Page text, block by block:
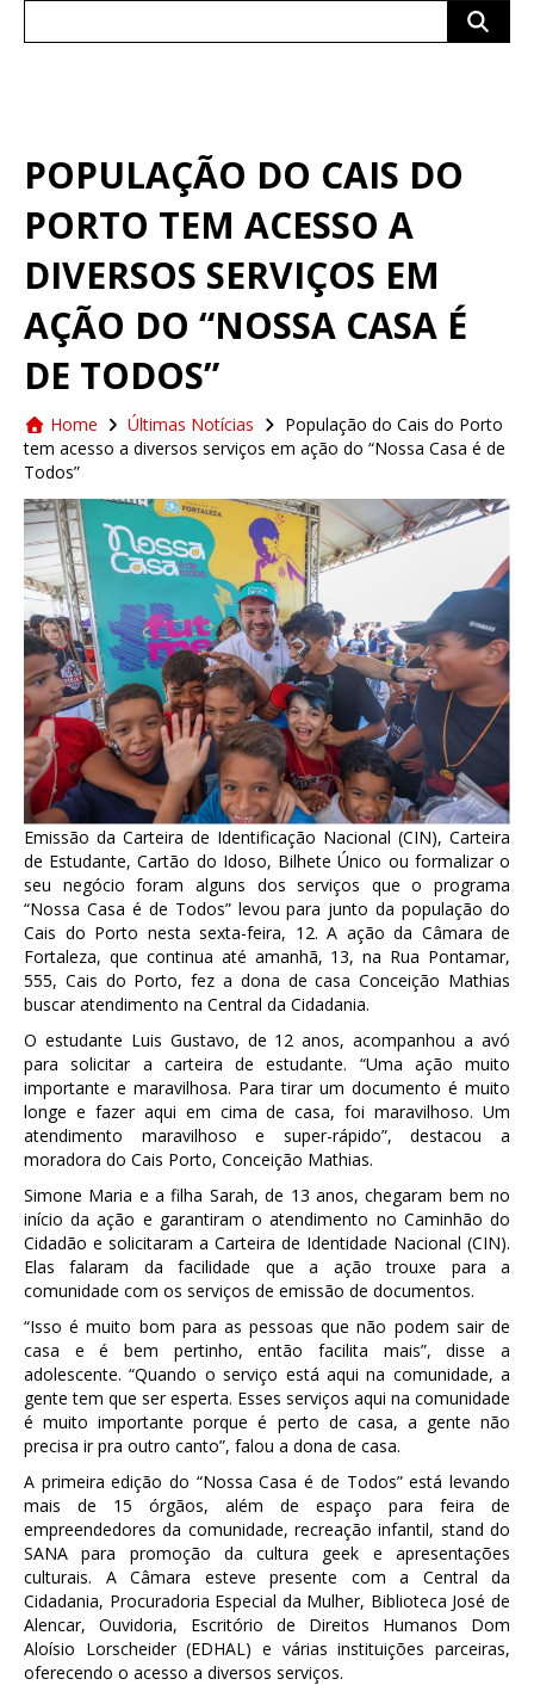
POPULAÇÃO DO CAIS DO
PORTO TEM ACESSO A
DIVERSOS SERVIÇOS EM
AÇÃO DO “NOSSA CASA É
DE TODOS”
Home Últimas Notícias
População do Cais do Porto
tem acesso a diversos serviços em ação do “Nossa Casa é de
Todos”
Emissão da Carteira de Identificação Nacional (CIN), Carteira
de Estudante, Cartão do Idoso, Bilhete Único ou formalizar o
seu negócio foram alguns dos serviços que o programa
“Nossa Casa é de Todos” levou para junto da população do
Cais do Porto nesta sexta-feira, 12. A ação da Câmara de
Fortaleza, que continua até amanhã, 13, na Rua Pontamar,
555, Cais do Porto, fez a dona de casa Conceição Mathias
buscar atendimento na Central da Cidadania.
O estudante Luis Gustavo, de 12 anos, acompanhou a avó
para solicitar a carteira de estudante. “Uma ação muito
importante e maravilhosa. Para tirar um documento é muito
longe e fazer aqui em cima de casa, foi maravilhoso. Um
atendimento maravilhoso e super-rápido”, destacou a
moradora do Cais Porto, Conceição Mathias.
Simone Maria e a filha Sarah, de 13 anos, chegaram bem no
início da ação e garantiram o atendimento no Caminhão do
Cidadão e solicitaram a Carteira de Identidade Nacional (CIN).
Elas falaram da facilidade que a ação trouxe para a
comunidade com os serviços de emissão de documentos.
“Isso é muito bom para as pessoas que não podem sair de
casa e é bem pertinho, então facilita mais”, disse a
adolescente. “Quando o serviço está aqui na comunidade, a
gente tem que ser esperta. Esses serviços aqui na comunidade
é muito importante porque é perto de casa, a gente não
precisa ir pra outro canto”, falou a dona de casa.
A primeira edição do “Nossa Casa é de Todos” está levando
mais de 15 órgãos, além de espaço para feira de
empreendedores da comunidade, recreação infantil, stand do
SANA para promoção da cultura geek e apresentações
culturais. A Câmara esteve presente com a Central da
Cidadania, Procuradoria Especial da Mulher, Biblioteca José de
Alencar, Ouvidoria, Escritório de Direitos Humanos Dom
Aloísio Lorscheider (EDHAL) e várias instituições parceiras,
oferecendo o acesso a diversos serviços.